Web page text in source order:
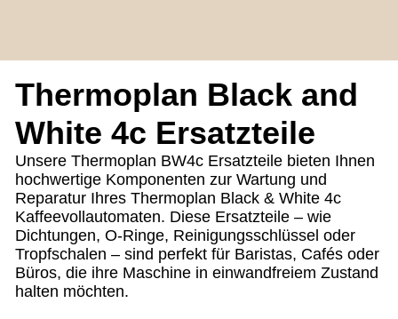
Thermoplan Black and
White 4c Ersatzteile
Unsere Thermoplan BW4c Ersatzteile bieten Ihnen
hochwertige Komponenten zur Wartung und
Reparatur Ihres Thermoplan Black & White 4c
Kaffeevollautomaten. Diese Ersatzteile – wie
Dichtungen, O-Ringe, Reinigungsschlüssel oder
Tropfschalen – sind perfekt für Baristas, Cafés oder
Büros, die ihre Maschine in einwandfreiem Zustand
halten möchten.